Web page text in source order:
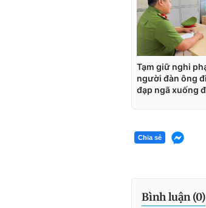
Chia sẻ
Bình luận (0)